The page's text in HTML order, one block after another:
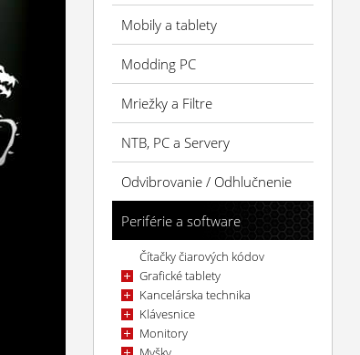
Mobily a tablety
Modding PC
Mriežky a Filtre
NTB, PC a Servery
Odvibrovanie / Odhlučnenie
Periférie a software
Čítačky čiarových kódov
Grafické tablety
Kancelárska technika
Klávesnice
Monitory